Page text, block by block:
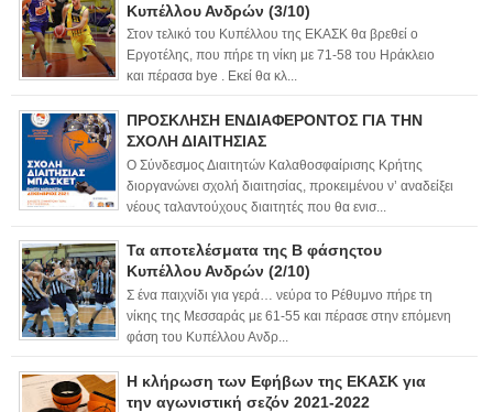
Κυπέλλου Ανδρών (3/10)
Στον τελικό του Κυπέλλου της ΕΚΑΣΚ θα βρεθεί ο
Εργοτέλης, που πήρε τη νίκη με 71-58 του Ηράκλειο
και πέρασα bye . Εκεί θα κλ...
ΠΡΟΣΚΛΗΣΗ ΕΝΔΙΑΦΕΡΟΝΤΟΣ ΓΙΑ ΤΗΝ
ΣΧΟΛΗ ΔΙΑΙΤΗΣΙΑΣ
Ο Σύνδεσμος Διαιτητών Καλαθοσφαίρισης Κρήτης
διοργανώνει σχολή διαιτησίας, προκειμένου ν’ αναδείξει
νέους ταλαντούχους διαιτητές που θα ενισ...
Τα αποτελέσματα της Β φάσηςτου
Κυπέλλου Ανδρών (2/10)
Σ ένα παιχνίδι για γερά… νεύρα το Ρέθυμνο πήρε τη
νίκης της Μεσσαράς με 61-55 και πέρασε στην επόμενη
φάση του Κυπέλλου Ανδρ...
Η κλήρωση των Εφήβων της ΕΚΑΣΚ για
την αγωνιστική σεζόν 2021-2022